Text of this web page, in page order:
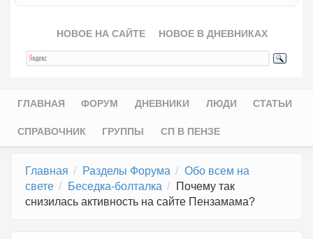
НОВОЕ НА САЙТЕ НОВОЕ В ДНЕВНИКАХ
Главное меню
ГЛАВНАЯ ФОРУМ ДНЕВНИКИ ЛЮДИ СТАТЬИ
СПРАВОЧНИК ГРУППЫ СП В ПЕНЗЕ
Главная Разделы Форума
Обо всем на
свете
Беседка-болталка
Почему так
снизилась активность на сайте Пензамама?